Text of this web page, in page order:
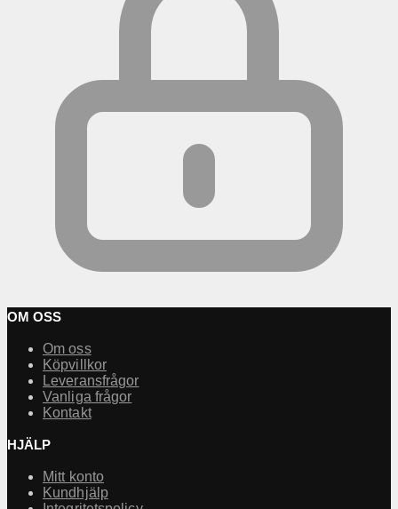
OM OSS
Om oss
Köpvillkor
Leveransfrågor
Vanliga frågor
Kontakt
HJÄLP
Mitt konto
Kundhjälp